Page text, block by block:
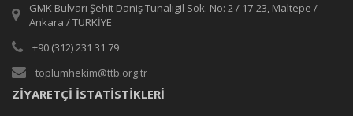
GMK Bulvarı Şehit Daniş Tunalıgil Sok. No: 2 / 17-23, Maltepe /
Ankara / TÜRKİYE
+90 (312) 231 31 79
toplumhekim@ttb.org.tr
ZİYARETÇİ İSTATİSTİKLERİ